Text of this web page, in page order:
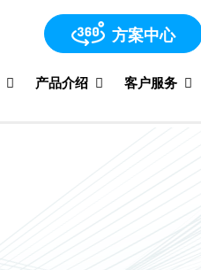
方案中心
产品介绍 客户服务